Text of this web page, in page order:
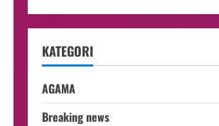
KATEGORI
AGAMA
Breaking news